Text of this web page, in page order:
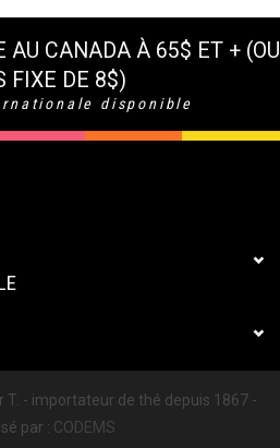
AU CANADA À 65$ ET + (OU
FIXE DE 8$)
disponible
- importateur de thé depuis 1867 -
par : CODEMS